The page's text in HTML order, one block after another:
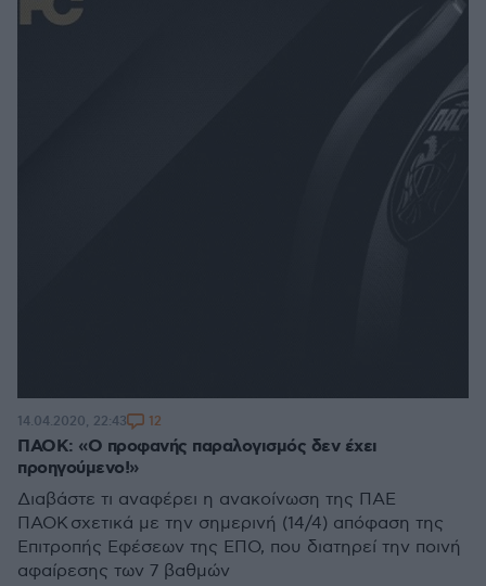
ΠΑΟΚ: «Ο προφανής παραλογισμός δεν έχει
προηγούμενο!»
Διαβάστε τι αναφέρει η ανακοίνωση της ΠΑΕ
ΠΑΟΚ σχετικά με την σημερινή (14/4) απόφαση της
Επιτροπής Εφέσεων της ΕΠΟ, που διατηρεί την ποινή
αφαίρεσης των 7 βαθμών
14.04.2020, 22:43 12